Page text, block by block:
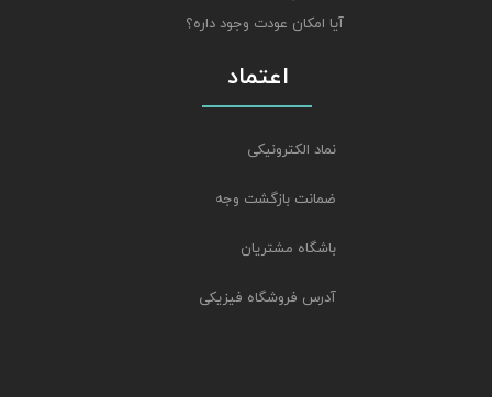
آیا امکان عودت وجود داره؟
اعتماد
نماد الکترونیکی
ضمانت بازگشت وجه
باشگاه مشتریان
آدرس فروشگاه فیزیکی